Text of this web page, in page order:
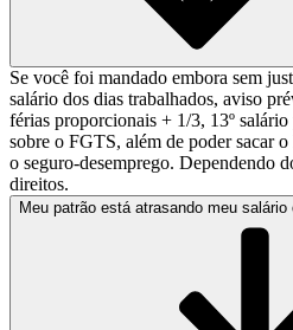
Se você foi mandado embora sem
salário dos dias trabalhados, aviso
férias proporcionais + 1/3, 13º
sobre o FGTS, além de poder sacar
o seguro-desemprego. Dependendo
direitos.
Meu patrão está atrasando meu